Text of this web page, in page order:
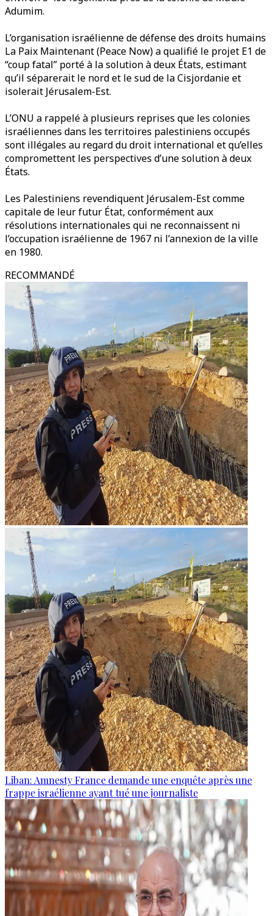
Adumim.
L’organisation israélienne de défense des droits humains
La Paix Maintenant (Peace Now) a qualifié le projet E1 de
“coup fatal” porté à la solution à deux États, estimant
qu’il séparerait le nord et le sud de la Cisjordanie et
isolerait Jérusalem-Est.
L’ONU a rappelé à plusieurs reprises que les colonies
israéliennes dans les territoires palestiniens occupés
sont illégales au regard du droit international et qu’elles
compromettent les perspectives d’une solution à deux
États.
Les Palestiniens revendiquent Jérusalem-Est comme
capitale de leur futur État, conformément aux
résolutions internationales qui ne reconnaissent ni
l’occupation israélienne de 1967 ni l’annexion de la ville
en 1980.
RECOMMANDÉ
Liban: Amnesty France demande une enquête après une
frappe israélienne ayant tué une journaliste